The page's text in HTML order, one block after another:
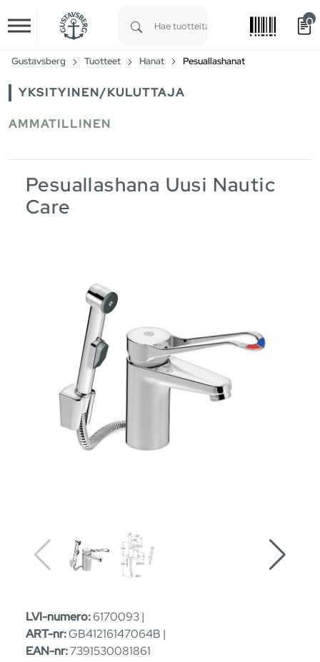
Skip to main content
0
Gustavsberg Tuotteet Hanat Pesuallashanat
YKSITYINEN/KULUTTAJA
AMMATILLINEN
Pesuallashana Uusi Nautic
Care
LVI-numero:6170093 |
ART-nr:GB41216147064B |
EAN-nr:7391530081861